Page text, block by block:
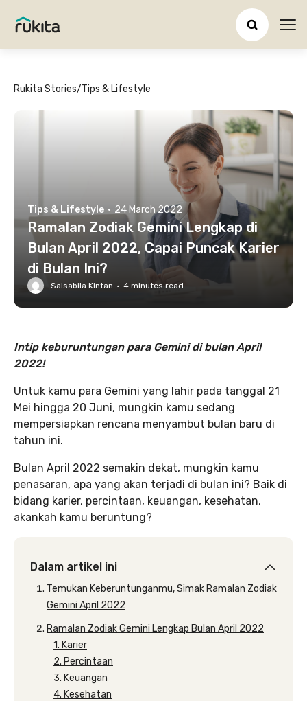
Rukita Stories/Tips & Lifestyle
Tips & Lifestyle · 24 March 2022
Ramalan Zodiak Gemini Lengkap di
Bulan April 2022, Capai Puncak Karier
di Bulan Ini?
Salsabila Kintan · 4 minutes read
Intip keburuntungan para Gemini di bulan April
2022!
Untuk kamu para Gemini yang lahir pada tanggal 21
Mei hingga 20 Juni, mungkin kamu sedang
mempersiapkan rencana menyambut bulan baru di
tahun ini.
Bulan April 2022 semakin dekat, mungkin kamu
penasaran, apa yang akan terjadi di bulan ini? Baik di
bidang karier, percintaan, keuangan, kesehatan,
akankah kamu beruntung?
Dalam artikel ini
Temukan Keberuntunganmu, Simak Ramalan Zodiak
Gemini April 2022
Ramalan Zodiak Gemini Lengkap Bulan April 2022
1. Karier
2. Percintaan
3. Keuangan
4. Kesehatan